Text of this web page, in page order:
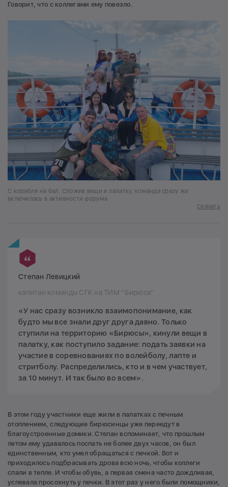
Говорит, что с коллегами ему повезло.
С корабля на бал. Сложив вещи в палатку, команда сразу же
включилась в активности форума
Скачать
Степан Левицкий
капитан команды СГК на ТИМ "Бирюса"
«У нас сразу возникло взаимопонимание, как
будто мы все знали друг друга давно. Только
ступили на территорию «Бирюсы», кинули вещи в
палатку, как поступило задание: подать заявки на
участие в соревнованиях по волейболу, лапте и
стритболу. Распределились, кто и в чем участвует,
за 10 минут. И так было во всем».
В этом году участники еще жили в палатках с печным
отоплением, следующие бирюсинцы уже переедут в
благоустроенные домики. Степан вспоминает, что прошлым
летом ему удавалось поспать не более двух часов, он был
единственным, кто умел обращаться с печкой. Вот и
приходилось подбрасывать дрова всю ночь, чтобы коллеги
спали в тепле. И чтобы обувь, а первая смена часто дождливая,
успевала просохнуть у печки. В этот раз у него были помощники,